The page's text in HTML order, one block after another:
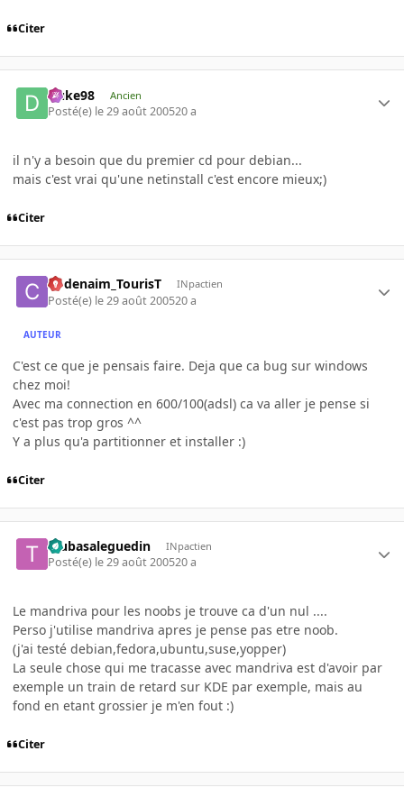
Citer
Duke98 Ancien
Posté(e) le 29 août 200520 a
il n'y a besoin que du premier cd pour debian...
mais c'est vrai qu'une netinstall c'est encore mieux;)
Citer
Codenaim_TourisT INpactien
Posté(e) le 29 août 200520 a
AUTEUR
C'est ce que je pensais faire. Deja que ca bug sur windows
chez moi!
Avec ma connection en 600/100(adsl) ca va aller je pense si
c'est pas trop gros ^^
Y a plus qu'a partitionner et installer :)
Citer
tsubasaleguedin INpactien
Posté(e) le 29 août 200520 a
Le mandriva pour les noobs je trouve ca d'un nul ....
Perso j'utilise mandriva apres je pense pas etre noob.
(j'ai testé debian,fedora,ubuntu,suse,yopper)
La seule chose qui me tracasse avec mandriva est d'avoir par
exemple un train de retard sur KDE par exemple, mais au
fond en etant grossier je m'en fout :)
Citer